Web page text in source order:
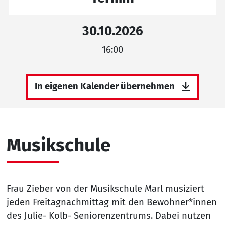
Musikschule
Frau Zieber von der Musikschule Marl musiziert
jeden Freitagnachmittag mit den Bewohner*innen
des Julie- Kolb- Seniorenzentrums. Dabei nutzen
30.10.2026
16:00
In eigenen Kalender übernehmen